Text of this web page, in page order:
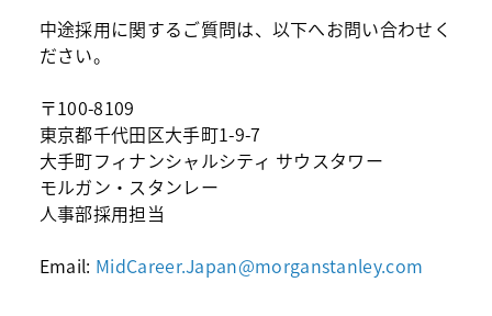
中途採用に関するご質問は、以下へお問い合わせく
ださい。
〒100-8109
東京都千代田区大手町1-9-7
大手町フィナンシャルシティ サウスタワー
モルガン・スタンレー
人事部採用担当
Email: MidCareer.Japan@morganstanley.com